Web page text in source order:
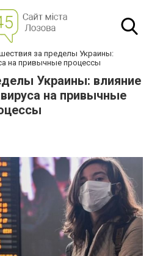
за пределы Украины:
на привычные процессы
Украины: влияние
на привычные